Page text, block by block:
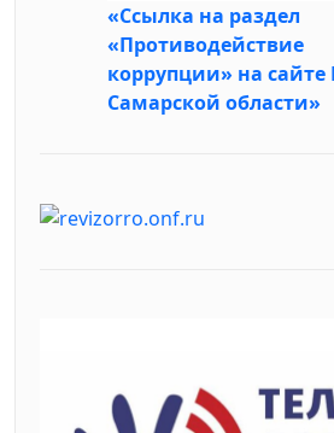
«Ссылка на раздел
«Противодействие
коррупции» на
Самарской области»